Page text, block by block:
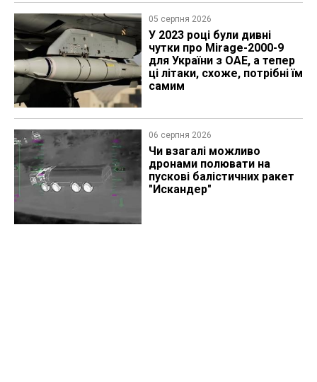
05 серпня 2026
У 2023 році були дивні
чутки про Mirage-2000-9
для України з ОАЕ, а тепер
ці літаки, схоже, потрібні їм
самим
06 серпня 2026
Чи взагалі можливо
дронами полювати на
пускові балістичних ракет
"Искандер"